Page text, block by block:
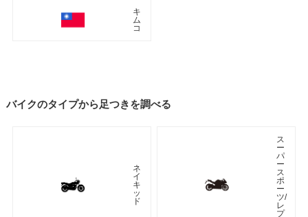
キ
ム
コ
バイクのタイプから足つきを調べる
ネ
イ
キ
ッ
ド
ス
ー
パ
ー
ス
ポ
ー
ツ/
レ
プ